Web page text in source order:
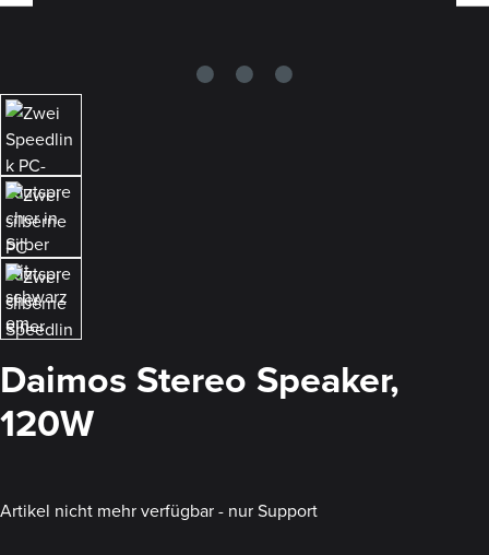
Daimos Stereo Speaker,
120W
Artikel nicht mehr verfügbar - nur Support